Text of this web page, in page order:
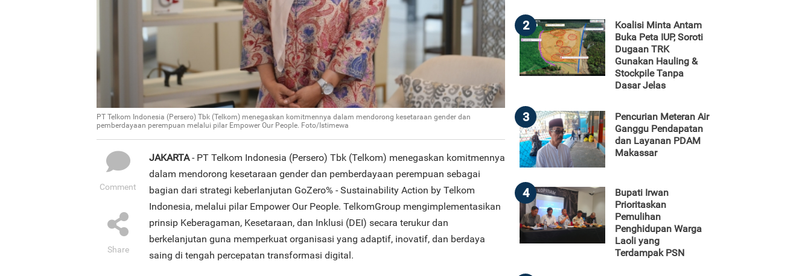
PT Telkom Indonesia (Persero) Tbk (Telkom) menegaskan komitmennya dalam mendorong kesetaraan gender dan
pemberdayaan perempuan melalui pilar Empower Our People. Foto/Istimewa
Comment
Share
JAKARTA- PT Telkom Indonesia (Persero) Tbk (Telkom) menegaskan komitmennya
dalam mendorong kesetaraan gender dan pemberdayaan perempuan sebagai
bagian dari strategi keberlanjutan GoZero% - Sustainability Action by Telkom
Indonesia, melalui pilar Empower Our People. TelkomGroup mengimplementasikan
prinsip Keberagaman, Kesetaraan, dan Inklusi (DEI) secara terukur dan
berkelanjutan guna memperkuat organisasi yang adaptif, inovatif, dan berdaya
saing di tengah percepatan transformasi digital.
2
Koalisi Minta Antam
Buka Peta IUP, Soroti
Dugaan TRK
Gunakan Hauling &
Stockpile Tanpa
Dasar Jelas
3
Pencurian Meteran Air
Ganggu Pendapatan
dan Layanan PDAM
Makassar
4
Bupati Irwan
Prioritaskan
Pemulihan
Penghidupan Warga
Laoli yang
Terdampak PSN